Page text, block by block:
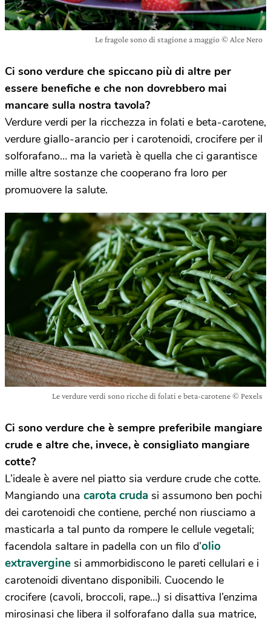
Le fragole sono di stagione a maggio © Alce Nero
Ci sono verdure che spiccano più di altre per
essere benefiche e che non dovrebbero mai
mancare sulla nostra tavola?
Verdure verdi per la ricchezza in folati e beta-carotene,
verdure giallo-arancio per i carotenoidi, crocifere per il
solforafano… ma la varietà è quella che ci garantisce
mille altre sostanze che cooperano fra loro per
promuovere la salute.
Le verdure verdi sono ricche di folati e beta-carotene © Pexels
Ci sono verdure che è sempre preferibile mangiare
crude e altre che, invece, è consigliato mangiare
cotte?
L’ideale è avere nel piatto sia verdure crude che cotte.
Mangiando una carota cruda si assumono ben pochi
dei carotenoidi che contiene, perché non riusciamo a
masticarla a tal punto da rompere le cellule vegetali;
facendola saltare in padella con un filo d’olio
extravergine si ammorbidiscono le pareti cellulari e i
carotenoidi diventano disponibili. Cuocendo le
crocifere (cavoli, broccoli, rape…) si disattiva l’enzima
mirosinasi che libera il solforafano dalla sua matrice,